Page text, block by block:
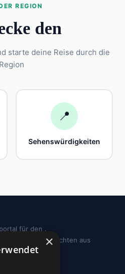
REGION
den
starte deine Reise durch die
Region
📍
Sehenswürdigkeiten
für den .
und Geschichten aus
×